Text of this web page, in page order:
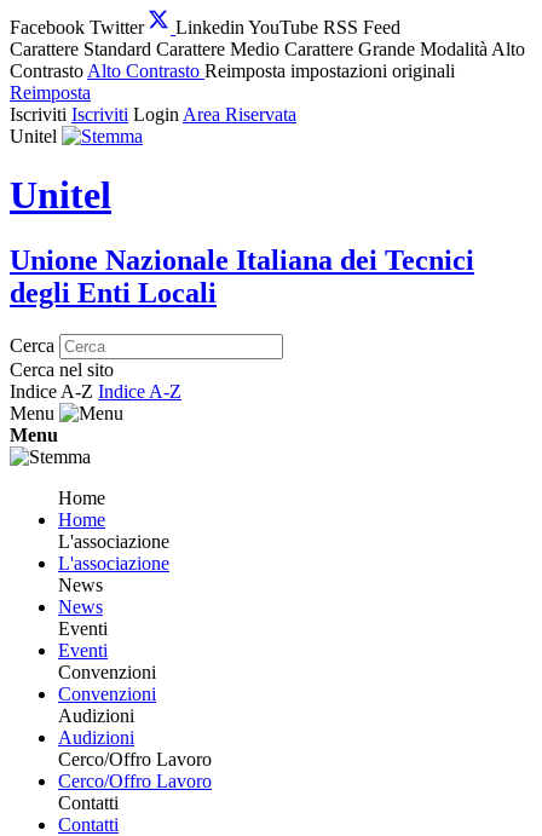
Facebook Twitter Linkedin YouTube RSS Feed
Carattere Standard Carattere Medio Carattere Grande Modalità Alto
Contrasto Alto Contrasto Reimposta impostazioni originali
Reimposta
Iscriviti Iscriviti Login Area Riservata
Unitel
Unitel
Unione Nazionale Italiana dei Tecnici
degli Enti Locali
Cerca
Cerca nel sito
Indice A-Z Indice A-Z
Menu
Menu
Home
Home
L'associazione
L'associazione
News
News
Eventi
Eventi
Convenzioni
Convenzioni
Audizioni
Audizioni
Cerco/Offro Lavoro
Cerco/Offro Lavoro
Contatti
Contatti